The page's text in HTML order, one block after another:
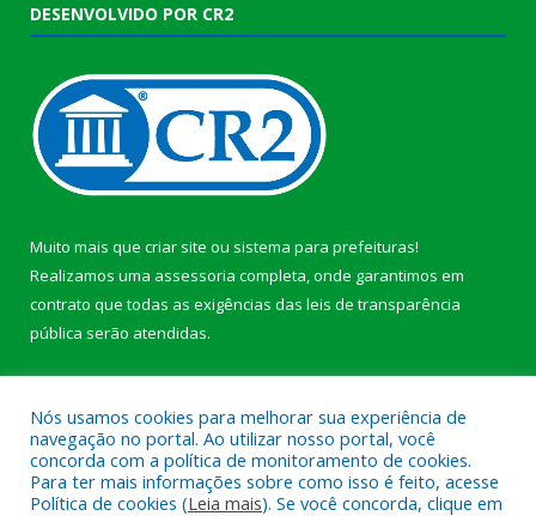
DESENVOLVIDO POR CR2
Muito mais que criar site ou sistema para prefeituras!
Realizamos uma assessoria completa, onde garantimos em
contrato que todas as exigências das leis de transparência
pública serão atendidas.
Nós usamos cookies para melhorar sua experiência de
navegação no portal. Ao utilizar nosso portal, você
concorda com a política de monitoramento de cookies.
Para ter mais informações sobre como isso é feito, acesse
Política de cookies (Leia mais). Se você concorda, clique em